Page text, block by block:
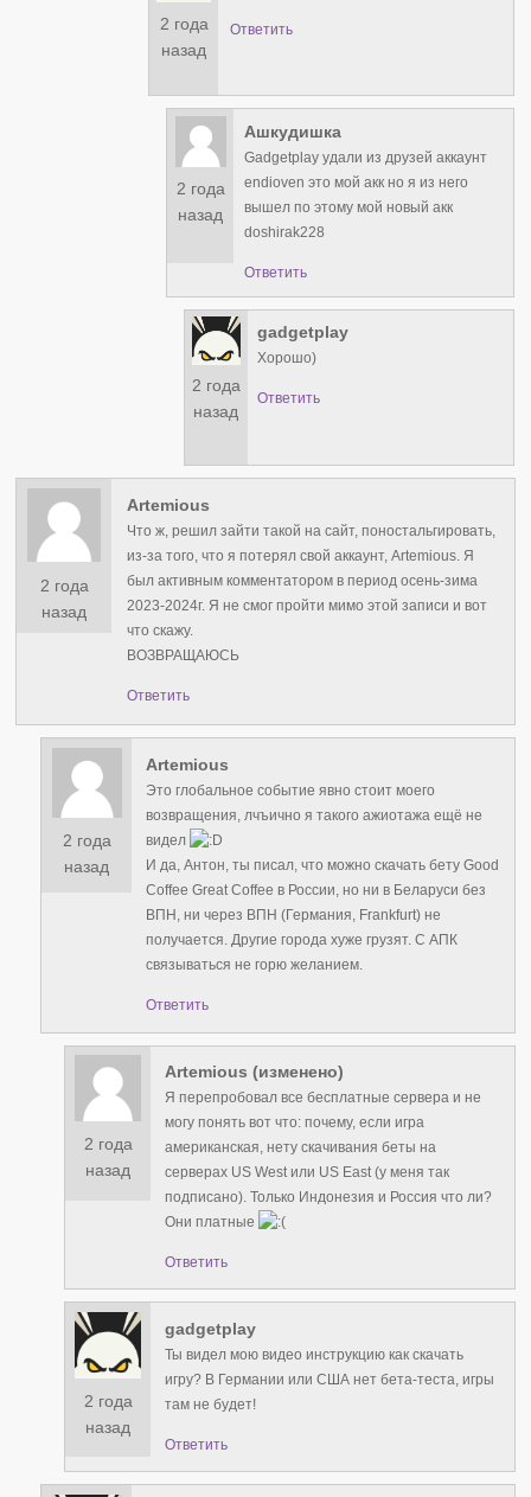
2 года
назад
Ответить
2 года
назад
Ашкудишка
Gadgetplay удали из друзей аккаунт
endioven это мой акк но я из него
вышел по этому мой новый акк
doshirak228
Ответить
2 года
назад
gadgetplay
Хорошо)
Ответить
2 года
назад
Artemious
Что ж, решил зайти такой на сайт, поностальгировать,
из-за того, что я потерял свой аккаунт, Artemious. Я
был активным комментатором в период осень-зима
2023-2024г. Я не смог пройти мимо этой записи и вот
что скажу.
ВОЗВРАЩАЮСЬ
Ответить
2 года
назад
Artemious
Это глобальное событие явно стоит моего
возвращения, лчъично я такого ажиотажа ещё не
видел
И да, Антон, ты писал, что можно скачать бету Good
Coffee Great Coffee в России, но ни в Беларуси без
ВПН, ни через ВПН (Германия, Frankfurt) не
получается. Другие города хуже грузят. С АПК
связываться не горю желанием.
Ответить
2 года
назад
Artemious (изменено)
Я перепробовал все бесплатные сервера и не
могу понять вот что: почему, если игра
американская, нету скачивания беты на
серверах US West или US East (у меня так
подписано). Только Индонезия и Россия что ли?
Они платные
Ответить
2 года
назад
gadgetplay
Ты видел мою видео инструкцию как скачать
игру? В Германии или США нет бета-теста, игры
там не будет!
Ответить